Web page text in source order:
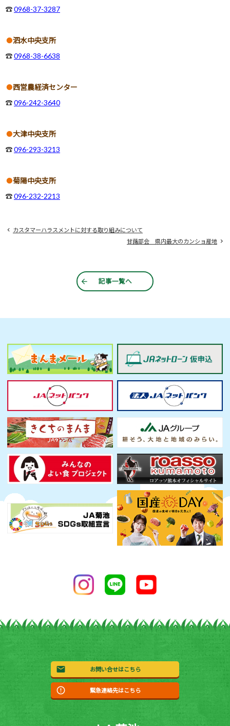
☎0968-37-3287
泗水中央支所
☎0968-38-6638
西営農経済センター
☎096-242-3640
大津中央支所
☎096-293-3213
菊陽中央支所
☎096-232-2213
カスタマーハラスメントに対する取り組みについて
甘藷部会 県内最大のカンショ産地
記事一覧へ
お問い合せはこちら
緊急連絡先はこちら